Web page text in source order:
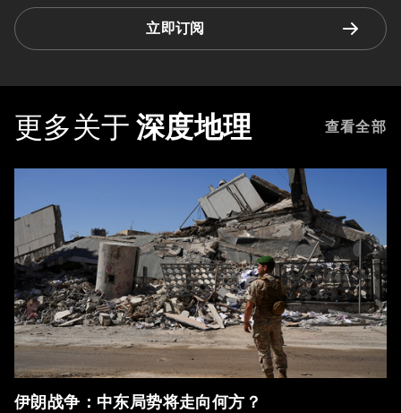
立即订阅
更多关于 深度地理 查看全部
伊朗战争：中东局势将走向何方？